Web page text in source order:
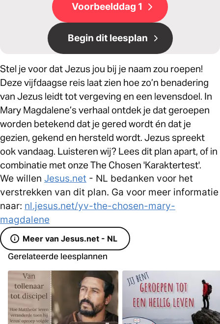
Voorbeelddag 1
Begin dit leesplan
Stel je voor dat Jezus jou bij je naam zou roepen!
Deze vijfdaagse reis laat zien hoe zo’n benadering
van Jezus leidt tot vergeving en een levensdoel. In
Mary Magdalene’s verhaal ontdek je dat geroepen
worden betekend dat je gered wordt én dat je
gezien, gekend en hersteld wordt. Jezus spreekt
ook vandaag. Luisteren wij? Lees dit plan apart, of in
combinatie met onze The Chosen 'Karaktertest'.
We willen Jesus.net - NL bedanken voor het
verstrekken van dit plan. Ga voor meer informatie
naar: nl.jesus.net/yv-the-chosen-mary-
magdalene
Meer van Jesus.net - NL
Gerelateerde leesplannen